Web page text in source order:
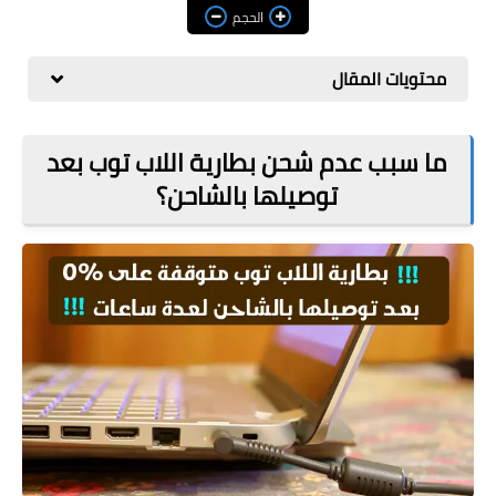
الربح من الانترنت
ذكاء اصطناعي
الحجم
محتويات المقال
ما سبب عدم شحن بطارية اللاب توب بعد
توصيلها بالشاحن؟